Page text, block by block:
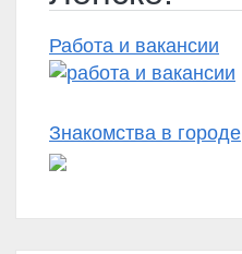
Работа и вакансии
Знакомства в городе